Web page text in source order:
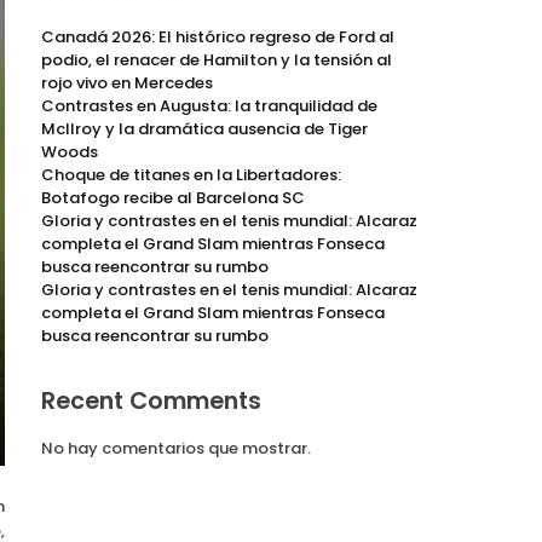
Canadá 2026: El histórico regreso de Ford al
podio, el renacer de Hamilton y la tensión al
rojo vivo en Mercedes
Contrastes en Augusta: la tranquilidad de
McIlroy y la dramática ausencia de Tiger
Woods
Choque de titanes en la Libertadores:
Botafogo recibe al Barcelona SC
Gloria y contrastes en el tenis mundial: Alcaraz
completa el Grand Slam mientras Fonseca
busca reencontrar su rumbo
Gloria y contrastes en el tenis mundial: Alcaraz
completa el Grand Slam mientras Fonseca
busca reencontrar su rumbo
Recent Comments
No hay comentarios que mostrar.